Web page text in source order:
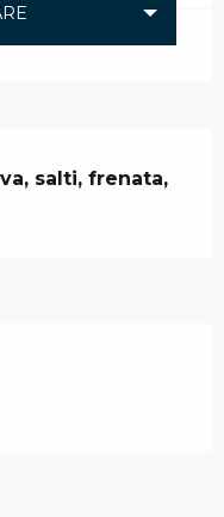
salti, frenata,